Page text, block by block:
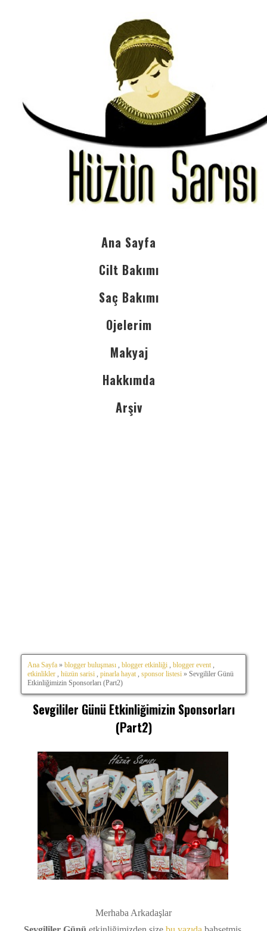
Ana Sayfa
Cilt Bakımı
Saç Bakımı
Ojelerim
Makyaj
Hakkımda
Arşiv
Ana Sayfa » blogger buluşması blogger etkinliği blogger event
etkinlikler
hüzün sarisi pinarla hayat sponsor listesi » Sevgililer Günü
Etkinliğimizin Sponsorları (Part2)
Sevgililer Günü Etkinliğimizin Sponsorları
(Part2)
Merhaba Arkadaşlar